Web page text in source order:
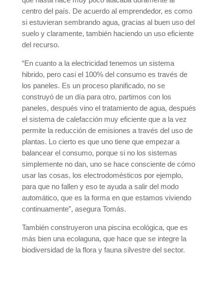
centro del país. De acuerdo al emprendedor, es como
si estuvieran sembrando agua, gracias al buen uso del
suelo y claramente, también haciendo un uso eficiente
del recurso.
“En cuanto a la electricidad tenemos un sistema
hibrido, pero casi el 100% del consumo es través de
los paneles. Es un proceso planificado, no se
construyó de un día para otro, partimos con los
paneles, después vino el tratamiento de agua, después
el sistema de calefacción muy eficiente que a la vez
permite la reducción de emisiones a través del uso de
plantas. Lo cierto es que uno tiene que empezar a
balancear el consumo, porque si no los sistemas
simplemente no dan, uno se hace consciente de cómo
usar las cosas, los electrodomésticos por ejemplo,
para que no fallen y eso te ayuda a salir del modo
automático, que es la forma en que estamos viviendo
continuamente”, asegura Tomás.
También construyeron una piscina ecológica, que es
más bien una ecolaguna, que hace que se integre la
biodiversidad de la flora y fauna silvestre del sector.